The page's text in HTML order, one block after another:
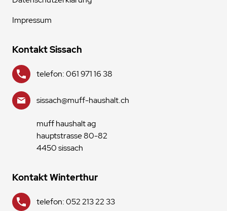
Impressum
Kontakt Sissach
telefon: 061 971 16 38
sissach@muff-haushalt.ch
muff haushalt ag
hauptstrasse 80-82
4450 sissach
Kontakt Winterthur
telefon: 052 213 22 33